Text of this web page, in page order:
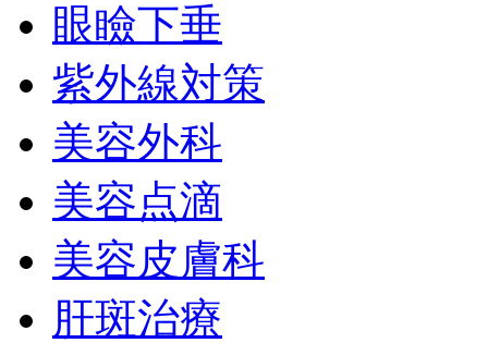
眼瞼下垂
紫外線対策
美容外科
美容点滴
美容皮膚科
肝斑治療